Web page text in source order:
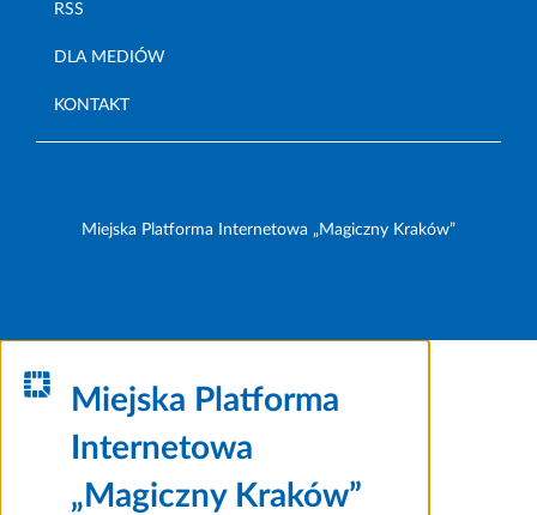
RSS
DLA MEDIÓW
KONTAKT
Miejska Platforma Internetowa „Magiczny Kraków”
Miejska Platforma
Internetowa
„Magiczny Kraków”